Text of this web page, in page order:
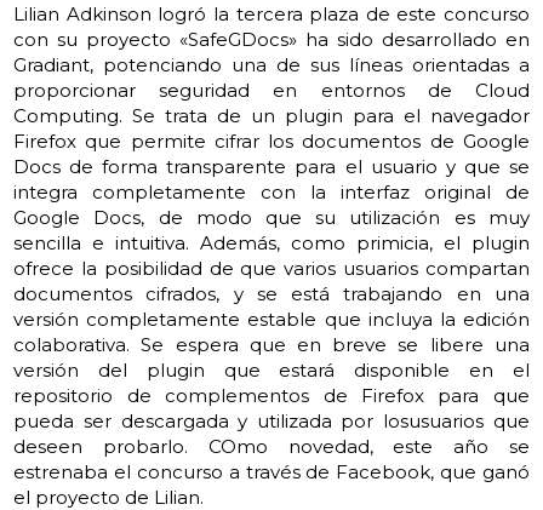
Lilian Adkinson logró la tercera plaza de este concurso
con su proyecto «SafeGDocs» ha sido desarrollado en
Gradiant, potenciando una de sus líneas orientadas a
proporcionar seguridad en entornos de Cloud
Computing. Se trata de un plugin para el navegador
Firefox que permite cifrar los documentos de Google
Docs de forma transparente para el usuario y que se
integra completamente con la interfaz original de
Google Docs, de modo que su utilización es muy
sencilla e intuitiva. Además, como primicia, el plugin
ofrece la posibilidad de que varios usuarios compartan
documentos cifrados, y se está trabajando en una
versión completamente estable que incluya la edición
colaborativa. Se espera que en breve se libere una
versión del plugin que estará disponible en el
repositorio de complementos de Firefox para que
pueda ser descargada y utilizada por losusuarios que
deseen probarlo. COmo novedad, este año se
estrenaba el concurso a través de Facebook, que ganó
el proyecto de Lilian.